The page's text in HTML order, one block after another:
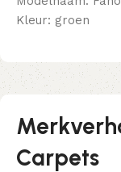
Kleur: groen
Carpets